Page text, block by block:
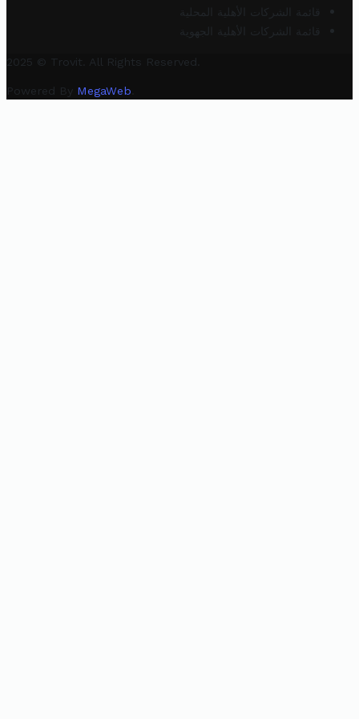
قائمة الشركات الأهلية المحلية
قائمة الشركات الأهلية الجهوية
2025 © Trovit. All Rights Reserved.
Powered By MegaWeb